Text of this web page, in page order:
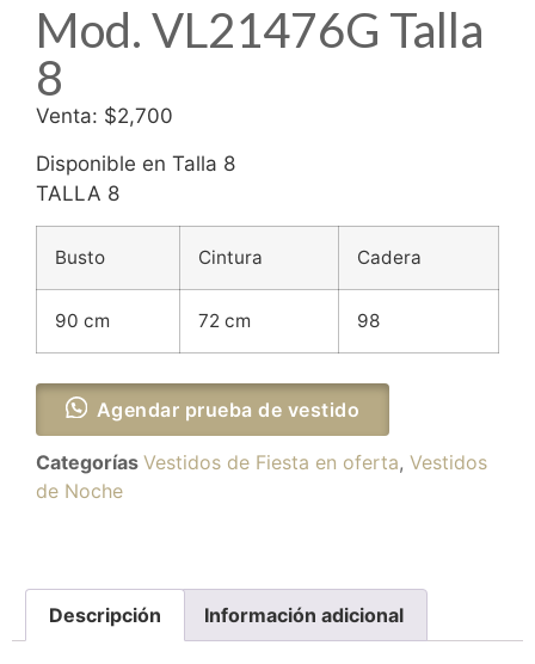
Mod. VL21476G Talla
8
Venta: $2,700
Disponible en Talla 8
TALLA 8
Busto Cintura Cadera
90 cm 72 cm 98
Agendar prueba de vestido
Categorías Vestidos de Fiesta en oferta, Vestidos
de Noche
Descripción Información adicional